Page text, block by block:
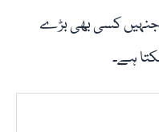
کسی بھی بڑے
ہے۔